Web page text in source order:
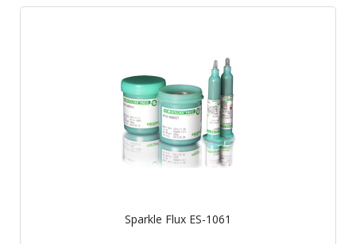
Sparkle Flux ES-1061